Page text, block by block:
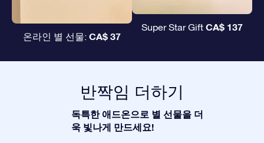
온라인 별 선물: CA$ 37
Super Star Gift CA$ 137
반짝임 더하기
독특한 애드온으로 별 선물을 더
욱 빛나게 만드세요!